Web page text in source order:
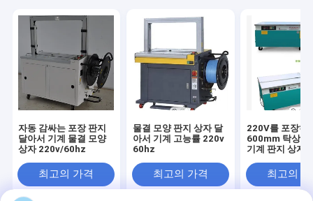
자동 감싸는 포장 판지
달아서 기계 물결 모양
상자 220v/60hz
최고의 가격
물결 모양 판지 상자 달
아서 기계 고능률 220v
60hz
최고의 가격
220V를 포장하
600mm 탁상용
기계 판지 상자
최고의